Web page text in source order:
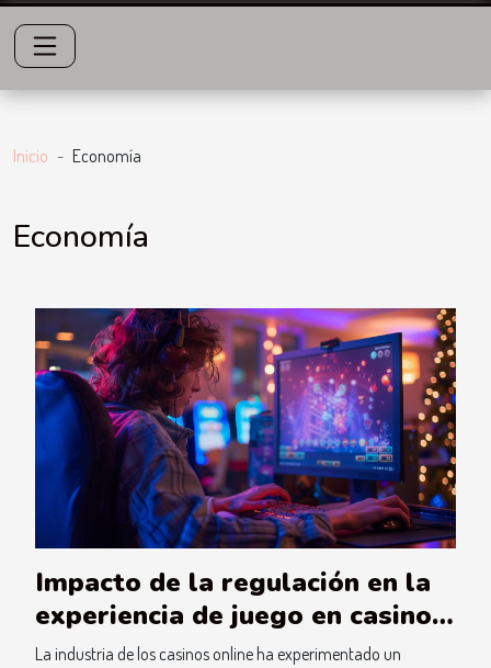
Inicio Economía
Economía
Impacto de la regulación en la
experiencia de juego en casinos
online
La industria de los casinos online ha experimentado un